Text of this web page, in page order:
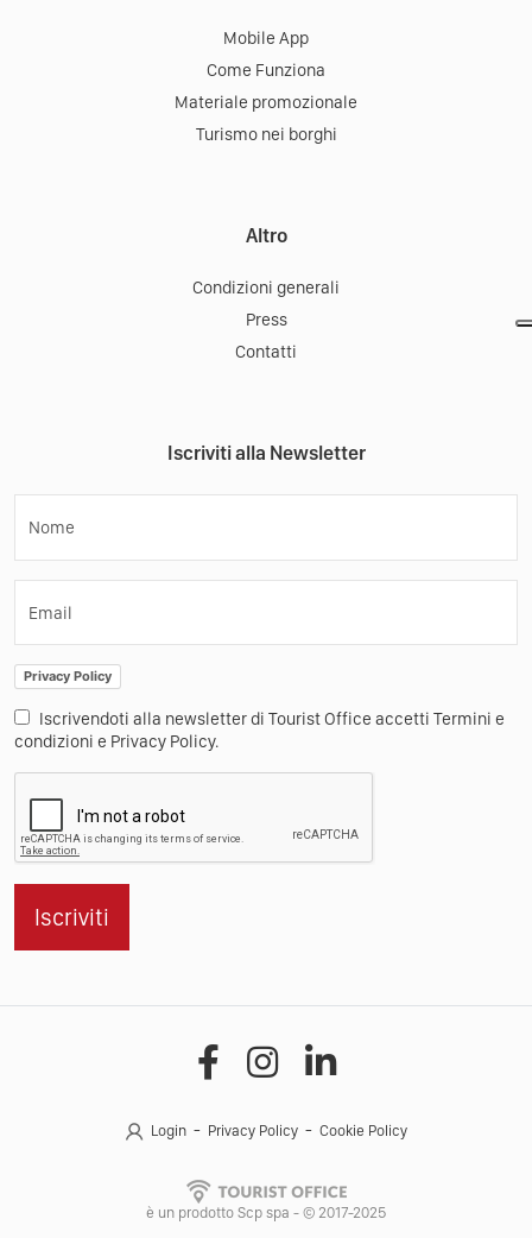
Mobile App
Come Funziona
Materiale promozionale
Turismo nei borghi
Altro
Condizioni generali
Press
Contatti
Iscriviti alla Newsletter
Nome
Email
Privacy Policy
Iscrivendoti alla newsletter di Tourist Office accetti Termini e
condizioni e Privacy Policy.
Iscriviti
Login Privacy Policy Cookie Policy
è un prodotto Scp spa - © 2017-2025